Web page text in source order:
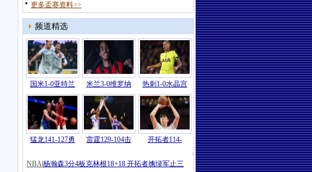
更多盃赛资料>>
频道精选
国米1-0亚特兰 米兰3-0维罗纳 热刺1-0水晶宫
猛龙141-127勇 雷霆129-104击
开拓者114-
NBA |奇才7人上双击退灰熊，萨尔新
NBA杨瀚森3分4板克林根18+18 开拓者擒绿军止三